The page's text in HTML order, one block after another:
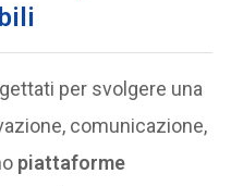
per svolgere una
comunicazione,
piattaforme